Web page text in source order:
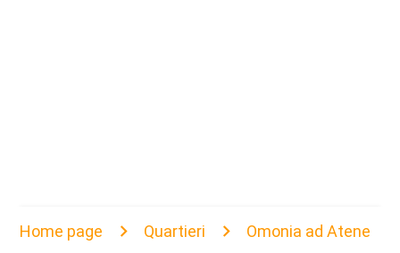
Home page Quartieri Omonia ad Atene